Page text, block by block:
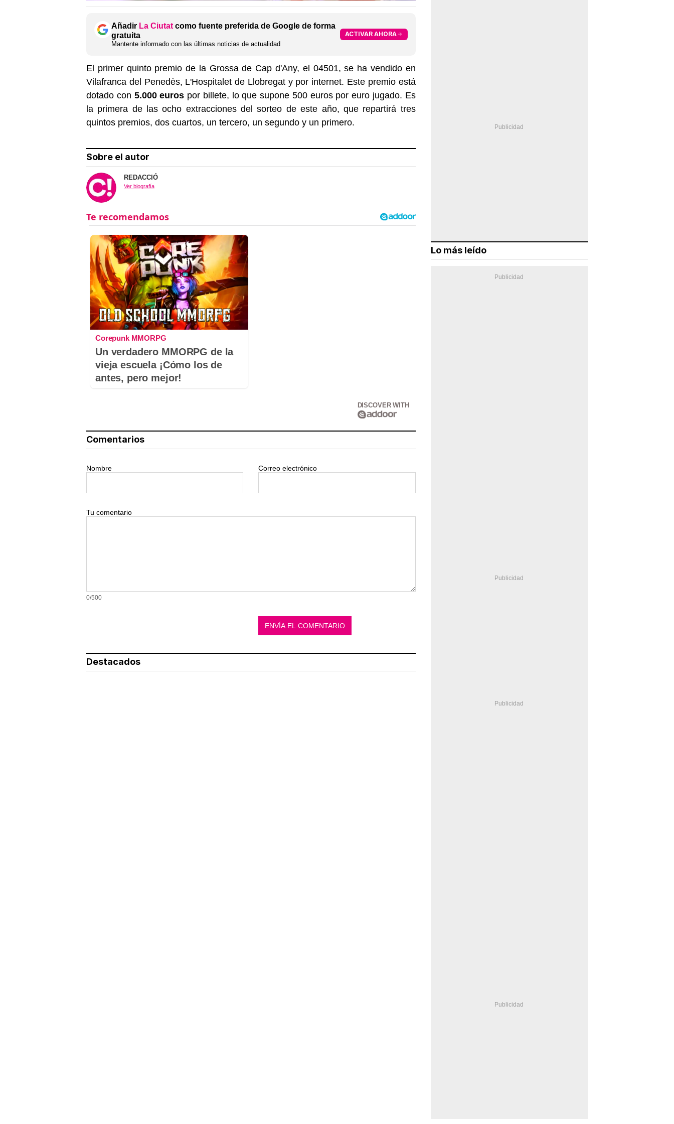
Añadir La Ciutat como fuente preferida de Google de forma
gratuita
Mantente informado con las últimas noticias de actualidad
ACTIVAR AHORA
El primer quinto premio de la Grossa de Cap d'Any, el 04501, se ha vendido en
Vilafranca del Penedès, L'Hospitalet de Llobregat y por internet. Este premio está
dotado con 5.000 euros por billete, lo que supone 500 euros por euro jugado. Es
la primera de las ocho extracciones del sorteo de este año, que repartirá tres
quintos premios, dos cuartos, un tercero, un segundo y un primero.
Sobre el autor
REDACCIÓ
Ver biografía
Corepunk MMORPG
Un verdadero MMORPG de la
vieja escuela ¡Cómo los de
antes, pero mejor!
DISCOVER WITH
Comentarios
Nombre Correo electrónico
Tu comentario
0/500
Destacados
Lo más leído